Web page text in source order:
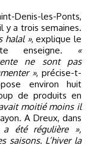
les-Ponts,
y a trois semaines.
halal », explique le
enseigne.
«
ne sont pas
», précise-t-
environ huit
de produits en
moitié moins il
A Dreux, dans
a été régulière »,
saisons. L’hiver la